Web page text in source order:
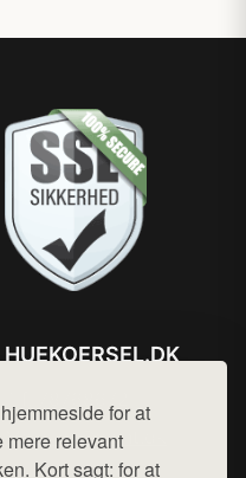
for at
mere relevant
Kort sagt: for at
HUEKOERSEL.DK
Mail: hej@want.dk